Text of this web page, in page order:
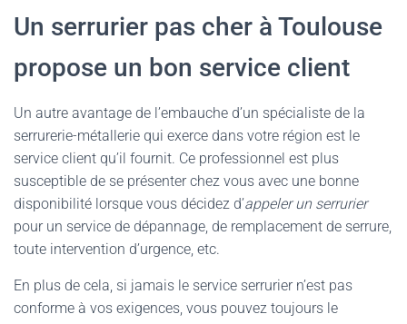
Un serrurier pas cher à Toulouse
propose un bon service client
Un autre avantage de l’embauche d’un spécialiste de la
serrurerie-métallerie qui exerce dans votre région est le
service client qu’il fournit. Ce professionnel est plus
susceptible de se présenter chez vous avec une bonne
disponibilité lorsque vous décidez d’appeler un serrurier
pour un service de dépannage, de remplacement de serrure,
toute intervention d’urgence, etc.
En plus de cela, si jamais le service serrurier n’est pas
conforme à vos exigences, vous pouvez toujours le